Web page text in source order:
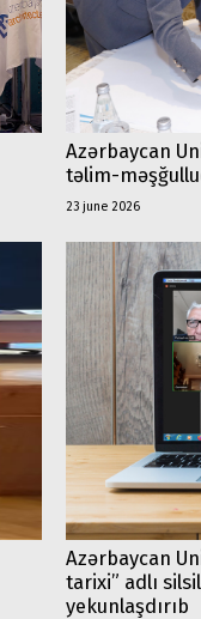
Azərbaycan
təlim-
23 june 2026
Azərbaycan
tarixi” adlı
yekunlaşdırıb